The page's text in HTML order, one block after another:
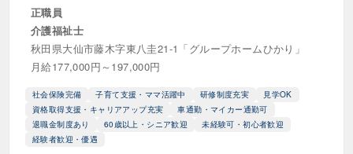
特定処遇改善加算あり
経験者歓迎・優遇
転職支援金・支度金制度あり
こだわり
正職員
介護福祉士
秋田県大仙市藤木字東八圭21-1「グループホームひかり」
月給177,000円～197,000円
社会保険完備 子育て支援・ママ活躍中 研修制度充実
見学OK
資格取得支援・キャリアアップ充実
車通勤・マイカー通勤可
退職金制度あり
60歳以上・シニア歓迎
未経験可・初心者歓迎
経験者歓迎・優遇